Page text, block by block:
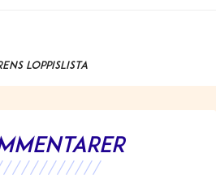
loppislista